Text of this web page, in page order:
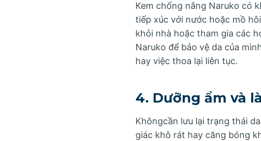
Kem chống nắng Naruko có
tiếp xúc với nước hoặc mồ
khỏi nhà hoặc tham gia các
Naruko để bảo vệ da của
hay việc thoa lại liên tục.
4. Dưỡng ẩm và
Khôngcần lưu lại trạng thái
giác khô rát hay căng bóng